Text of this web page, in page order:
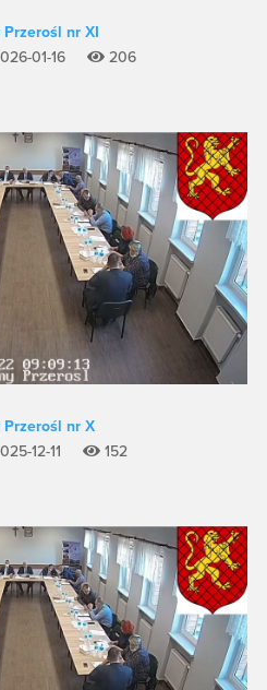
Przerośl nr XI
01-16
206
Przerośl nr X
12-11
152